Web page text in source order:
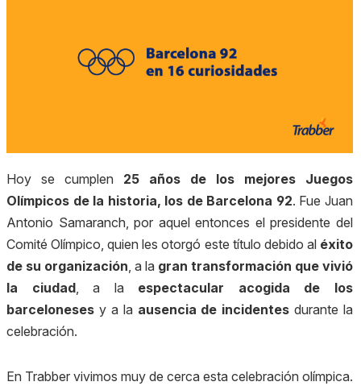
Hoy se cumplen 25 años de los mejores Juegos
Olímpicos de la historia, los de Barcelona 92. Fue Juan
Antonio Samaranch, por aquel entonces el presidente del
Comité Olímpico, quien les otorgó este título debido al éxito
de su organización, a la gran transformación que vivió
la ciudad, a la espectacular acogida de los
barceloneses y a la ausencia de incidentes durante la
celebración.
En Trabber vivimos muy de cerca esta celebración olímpica.